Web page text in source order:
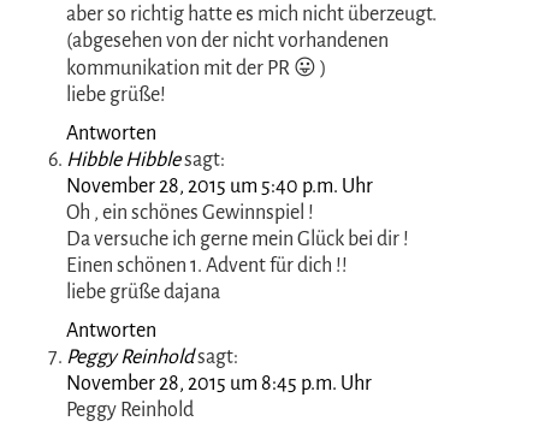
Anonym sagt:
November 28, 2015 um 1:11 p.m. Uhr
Hallo, ich denke dieses Set wäre perfekt für meine
Haut. Es ist mir wichtig mich mit hochwertiger Pflege
zu verwöhnen.
Mein Facebook Name ist Renate Kietz.
Ich wünsche Dir einen schönen 1 . Advent
Ich habe es sehr gerne auf Facebook geteilt…. 😊
Antworten
Shadown Light sagt:
November 28, 2015 um 3:38 p.m. Uhr
ich hatte damals auch die anfrage zum testen erhalten,
aber so richtig hatte es mich nicht überzeugt.
(abgesehen von der nicht vorhandenen
kommunikation mit der PR 😛 )